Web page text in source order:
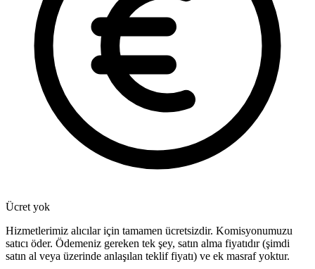
Ücret yok
Hizmetlerimiz alıcılar için tamamen ücretsizdir. Komisyonumuzu
satıcı öder. Ödemeniz gereken tek şey, satın alma fiyatıdır (şimdi
satın al veya üzerinde anlaşılan teklif fiyatı) ve ek masraf yoktur.